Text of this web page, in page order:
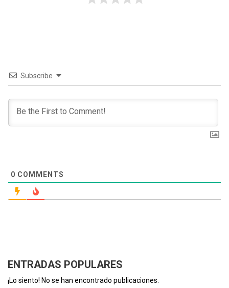
Subscribe
0 COMMENTS
ENTRADAS POPULARES
¡Lo siento! No se han encontrado publicaciones.